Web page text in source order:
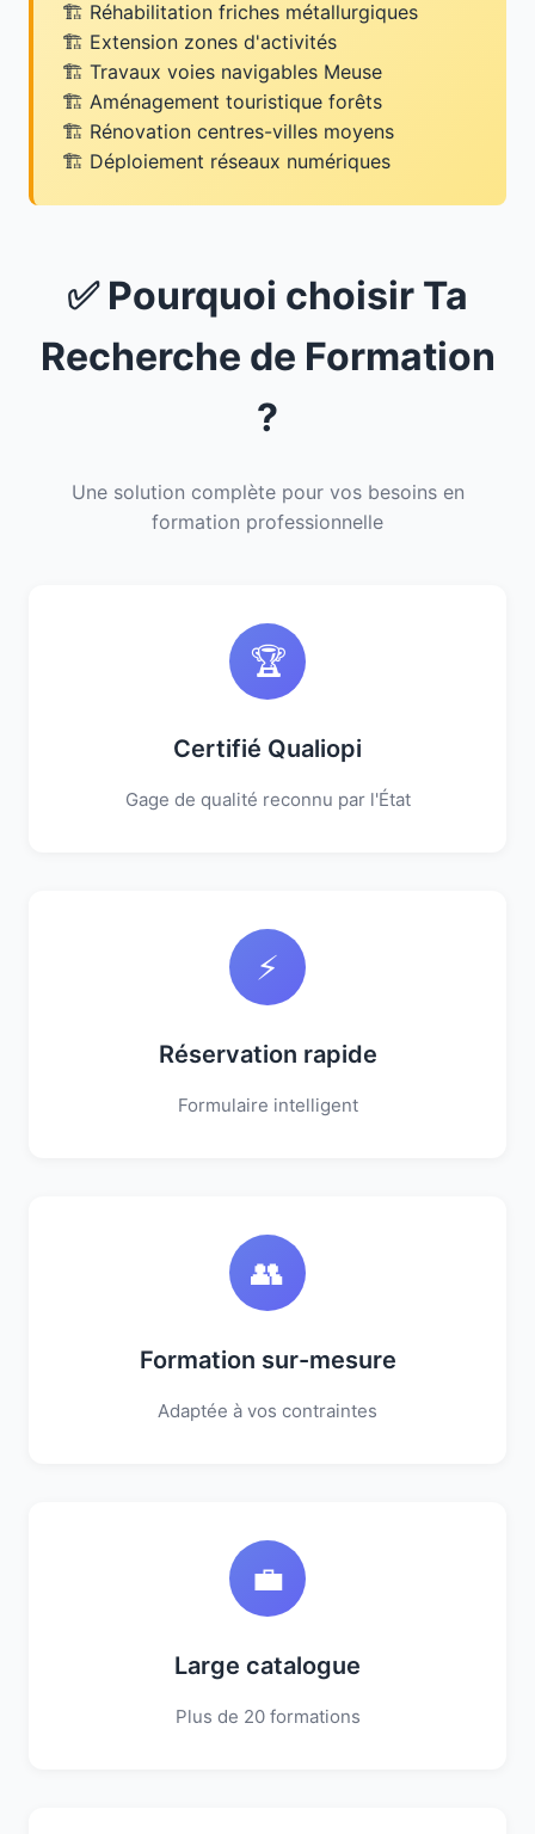
Réhabilitation friches métallurgiques
Extension zones d'activités
Travaux voies navigables Meuse
Aménagement touristique forêts
Rénovation centres-villes moyens
Déploiement réseaux numériques
✅ Pourquoi choisir Ta
Recherche de Formation
?
Une solution complète pour vos besoins en
formation professionnelle
🏆
Certifié Qualiopi
Gage de qualité reconnu par l'État
⚡
Réservation rapide
Formulaire intelligent
👥
Formation sur-mesure
Adaptée à vos contraintes
💼
Large catalogue
Plus de 20 formations